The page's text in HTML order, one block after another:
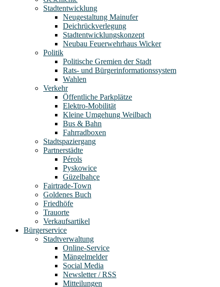
Stadtentwicklung
Neugestaltung Mainufer
Deichrückverlegung
Stadtentwicklungskonzept
Neubau Feuerwehrhaus Wicker
Politik
Politische Gremien der Stadt
Rats- und Bürgerinformationssystem
Wahlen
Verkehr
Öffentliche Parkplätze
Elektro-Mobilität
Kleine Umgehung Weilbach
Bus & Bahn
Fahrradboxen
Stadtspaziergang
Partnerstädte
Pérols
Pyskowice
Güzelbahçe
Fairtrade-Town
Goldenes Buch
Friedhöfe
Trauorte
Verkaufsartikel
Bürgerservice
Stadtverwaltung
Online-Service
Mängelmelder
Social Media
Newsletter / RSS
Mitteilungen